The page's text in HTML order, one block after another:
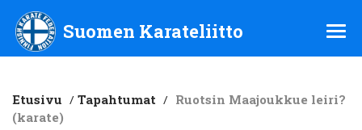
Suomen Karateliitto ry
Suomen Karateliitto
Etusivu / Tapahtumat / Ruotsin Maajoukkue leiri?
(karate)